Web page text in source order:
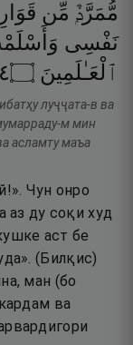
مُّمَرَّدٌۭ مِّن
نَفْسِى
ٱلْعَـٰلَمِينَ ۝
луҷҷата-в ва
м мин
асламту маъа
Чун онро
аз ду соқи худ
аст бе
(Билқис)
ман (бо
ва